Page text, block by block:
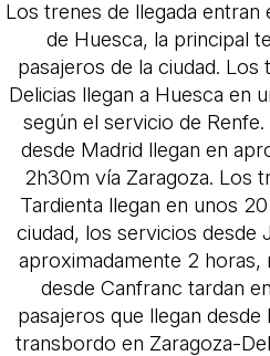
Los trenes de llegada entran
de Huesca, la principal
pasajeros de la ciudad.
Delicias llegan a Huesca en
según el servicio de
desde Madrid llegan en
2h30m vía Zaragoza. Los
Tardienta llegan en unos
ciudad, los servicios desde
aproximadamente 2 horas,
desde Canfranc tardan
pasajeros que llegan
transbordo en Zaragoza-